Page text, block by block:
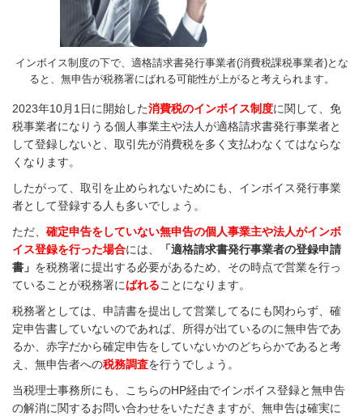
インボイス制度の下で、適格請求書発行事業者(消費税課税事業者)とな
ると、無申告が税務署にばれる可能性が上がると考えられます。
2023年10月1日に開始した消費税のインボイス制度に関して、免
税事業者になりうる個人事業主や法人が適格請求書発行事業者と
して登録しないと、取引先が消費税を多く支払わなくてはならな
くなります。
したがって、取引を止められないためにも、インボイス発行事業
者として登録する人も多いでしょう。
ただ、 確定申告をしていない無申告の個人事業主や法人がインボ
イス登録を行った場合には、
「適格請求書発行事業者の登録申請
書」 を税務署に提出する必要があるため、その時点で営業を行っ
ていることが税務署にばれることになります。
税務署としては、申請書を提出して営業してるにも関わらず、確
定申告書していないのであれば、所得が出ているのに無申告であ
るか、赤字だから確定申告をしていないかのどちらかであると考
え、無申告者への税務調査を行うでしょう。
当税理士事務所にも、こちらのHP経由でインボイス登録と無申告
の解消に関するお問い合わせをいただきますが、無申告は確実に